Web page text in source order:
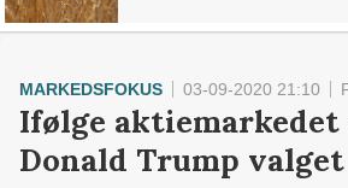
MARKEDSFOKUS 03-09-2020 21:10
Ifølge
Donald Trump valget